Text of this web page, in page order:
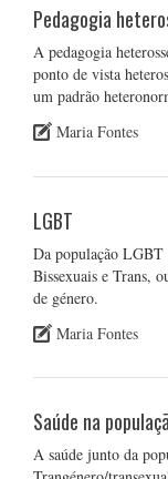
Pedagogia
A pedagogia
ponto de vista
um padrão
Maria Fontes
LGBT
Da população LGBT
Bissexuais e Trans,
de género.
Maria Fontes
Saúde na
A saúde junto da